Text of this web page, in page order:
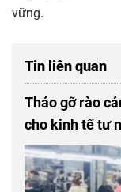
vững.
Tin liên quan
Tháo gỡ rào
cho kinh tế tư